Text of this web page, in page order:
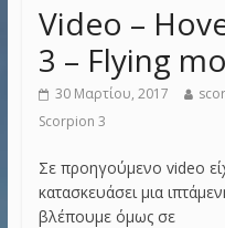
Video –
3 – Flying
30 Μαρτίου, 2017
Scorpion 3
Σε προηγούμενο video
κατασκευάσει μια
βλέπουμε όμως σε